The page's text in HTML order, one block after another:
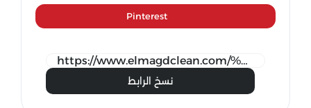
Pinterest
نسخ الرابط